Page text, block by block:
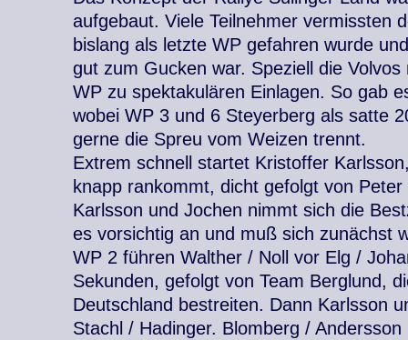
aufgebaut. Viele Teilnehmer vermissten
bislang als letzte WP gefahren wurde
gut zum Gucken war. Speziell die
WP zu spektakulären Einlagen. So gab
wobei WP 3 und 6 Steyerberg als satte
gerne die Spreu vom Weizen trennt.
Extrem schnell startet Kristoffer
knapp rankommt, dicht gefolgt von
Karlsson und Jochen nimmt sich die
es vorsichtig an und muß sich zunächst
WP 2 führen Walther / Noll vor Elg /
Sekunden, gefolgt von Team Berglund,
Deutschland bestreiten. Dann Karlsson
Stachl / Hadinger. Blomberg /